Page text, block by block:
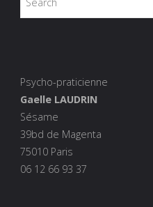
Psycho-praticienne
Gaelle LAUDRIN
Sésame
39bd de Magenta
75010 Paris
06 12 66 93 37